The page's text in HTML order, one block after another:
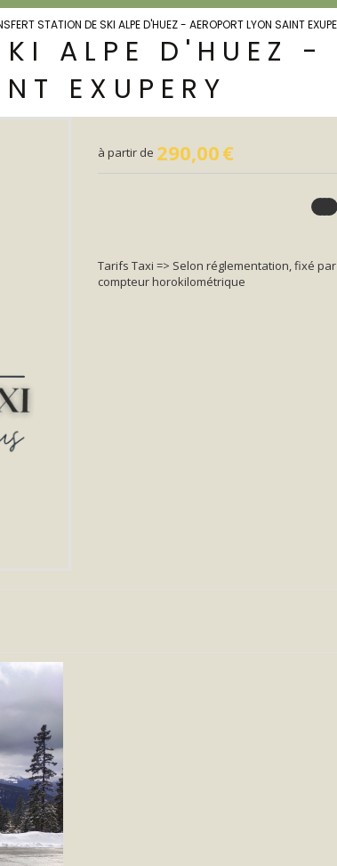
STATION DE SKI ALPE D'HUEZ - AEROPORT LYON SAINT
ALPE D'HUEZ -
EXUPERY
à partir de 290,00€
Tarifs Taxi => Selon réglementation, fixé
compteur horokilométrique